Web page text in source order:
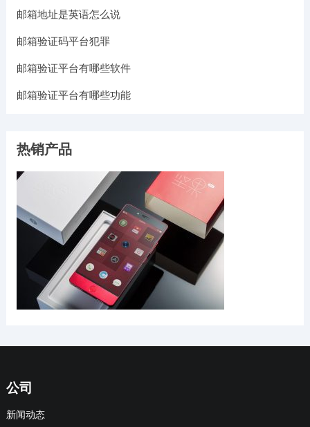
邮箱地址是英语怎么说
邮箱验证码平台犯罪
邮箱验证平台有哪些软件
邮箱验证平台有哪些功能
热销产品
公司
新闻动态